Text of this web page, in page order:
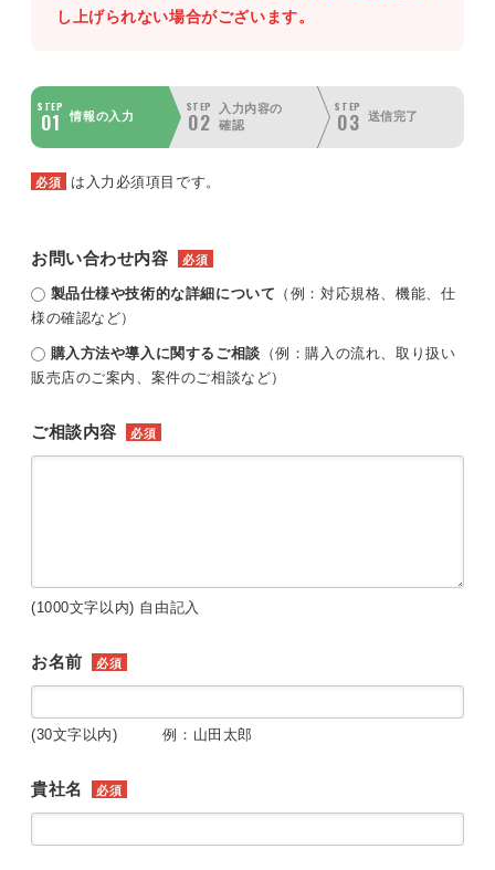
し上げられない場合がございます。
STEP
01 情報の入力
STEP
02
入力内容の
確認
STEP
03 送信完了
必須 は入力必須項目です。
お問い合わせ内容 必須
製品仕様や技術的な詳細について （例：対応規格、機能、仕
様の確認など）
購入方法や導入に関するご相談 （例：購入の流れ、取り扱い
販売店のご案内、案件のご相談など）
ご相談内容 必須
(1000文字以内) 自由記入
お名前 必須
(30文字以内) 例：山田太郎
貴社名 必須